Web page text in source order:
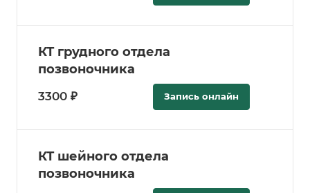
КТ грудного отдела
позвоночника
3300 ₽ Запись онлайн
КТ шейного отдела
позвоночника